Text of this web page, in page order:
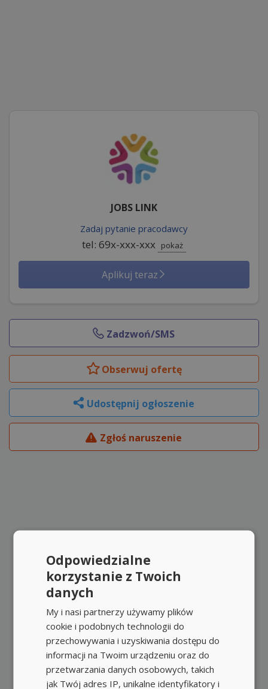
JOBS LINK
Zadaj pytanie pracodawcy
tel: 69x-xxx-xxx pokaż
Aplikuj teraz
Zadzwoń/SMS
Obserwuj ofertę
Udostępnij ogłoszenie
Zgłoś naruszenie
Odpowiedzialne
korzystanie z Twoich
danych
My i nasi partnerzy używamy plików
cookie i podobnych technologii do
przechowywania i uzyskiwania dostępu do
informacji na Twoim urządzeniu oraz do
przetwarzania danych osobowych, takich
jak Twój adres IP, unikalne identyfikatory i